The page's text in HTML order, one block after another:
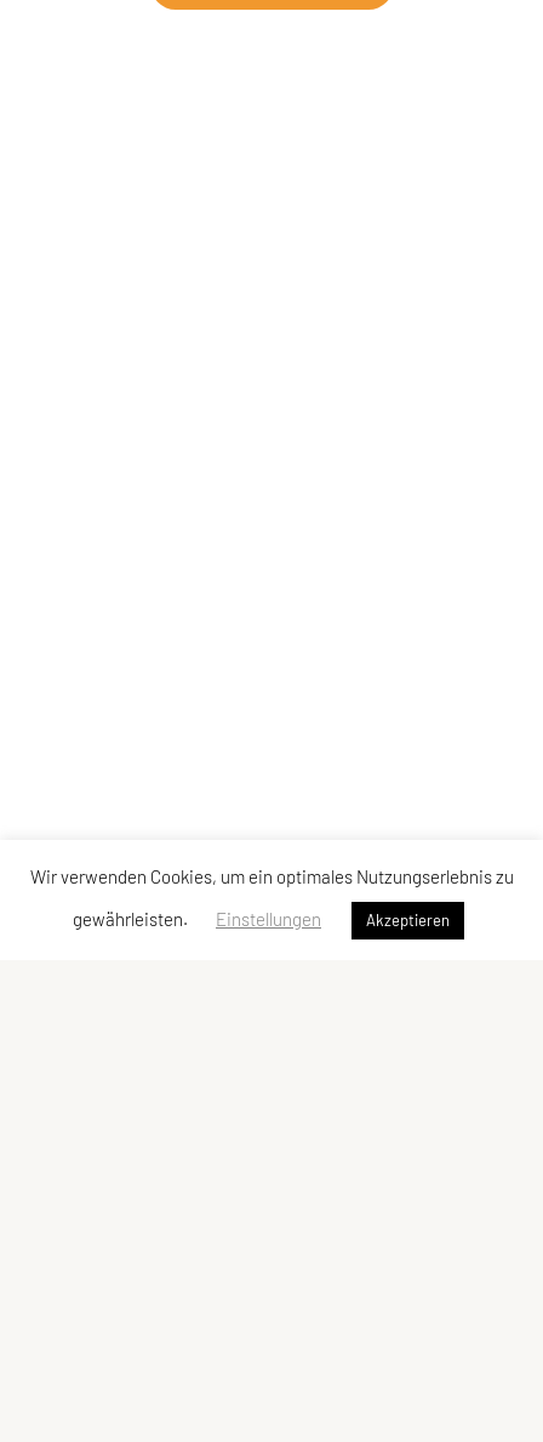
Wir verwenden Cookies, um ein optimales Nutzungserlebnis zu
gewährleisten.
Einstellungen Akzeptieren